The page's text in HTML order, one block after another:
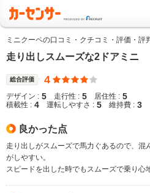
ミニクーペの口コミ・クチコミ・評価・評
走り出しスムーズな2ドアミニ
総合評価 4
デザイン : 5 走行性 : 5 居住性 : 5
積載性 : 4 運転しやすさ : 5 維持費 : 3
良かった点
走り出しがスムーズで馬力ぐあるので、混
がしやすい。
スピードを出した時でもスムーズで乗り心